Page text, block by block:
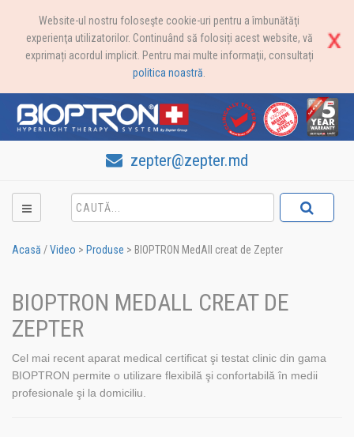
Website-ul nostru foloseşte cookie-uri pentru a îmbunătăţi
experienţa utilizatorilor. Continuând să folosiți acest website, vă
exprimați acordul implicit. Pentru mai multe informaţii, consultați
politica noastră
zepter@zepter.md
Acasă /Video > Produse > BIOPTRON MedAll creat de Zepter
BIOPTRON MEDALL CREAT DE
ZEPTER
Cel mai recent aparat medical certificat şi testat clinic din gama
BIOPTRON permite o utilizare flexibilă şi confortabilă în medii
profesionale şi la domiciliu.